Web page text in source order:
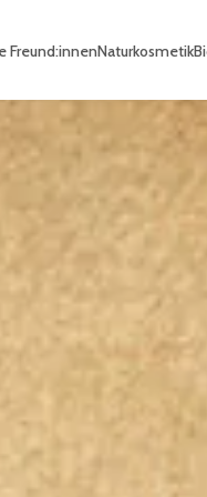
Freund:innenNaturkosmetik